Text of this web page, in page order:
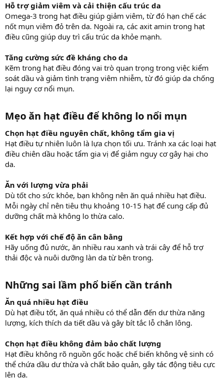
Hỗ trợ giảm viêm và cải thiện cấu trúc da
Omega-3 trong hạt điều giúp giảm viêm, từ đó hạn chế các
nốt mụn viêm đỏ trên da. Ngoài ra, các axit amin trong hạt
điều cũng giúp duy trì cấu trúc da khỏe mạnh.
Tăng cường sức đề kháng cho da
Kẽm trong hạt điều đóng vai trò quan trọng trong việc kiểm
soát dầu và giảm tình trạng viêm nhiễm, từ đó giúp da chống
lại nguy cơ nổi mụn.
Mẹo ăn hạt điều để không lo nổi mụn
Chọn hạt điều nguyên chất, không tẩm gia vị
Hạt điều tự nhiên luôn là lựa chọn tối ưu. Tránh xa các loại hạt
điều chiên dầu hoặc tẩm gia vị để giảm nguy cơ gây hại cho
da.
Ăn với lượng vừa phải
Dù tốt cho sức khỏe, bạn không nên ăn quá nhiều hạt điều.
Mỗi ngày chỉ nên tiêu thụ khoảng 10-15 hạt để cung cấp đủ
dưỡng chất mà không lo thừa calo.
Kết hợp với chế độ ăn cân bằng
Hãy uống đủ nước, ăn nhiều rau xanh và trái cây để hỗ trợ
thải độc và nuôi dưỡng làn da từ bên trong.
Những sai lầm phổ biến cần tránh
Ăn quá nhiều hạt điều
Dù hạt điều tốt, ăn quá nhiều có thể dẫn đến dư thừa năng
lượng, kích thích da tiết dầu và gây bít tắc lỗ chân lông.
Chọn hạt điều không đảm bảo chất lượng
Hạt điều không rõ nguồn gốc hoặc chế biến không vệ sinh có
thể chứa dầu dư thừa và chất bảo quản, gây tác động tiêu cực
lên da.